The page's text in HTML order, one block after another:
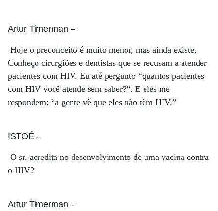
Artur Timerman –
Hoje o preconceito é muito menor, mas ainda existe.
Conheço cirurgiões e dentistas que se recusam a atender
pacientes com HIV. Eu até pergunto “quantos pacientes
com HIV você atende sem saber?”. E eles me
respondem: “a gente vê que eles não têm HIV.”
ISTOÉ –
O sr. acredita no desenvolvimento de uma vacina contra
o HIV?
Artur Timerman –